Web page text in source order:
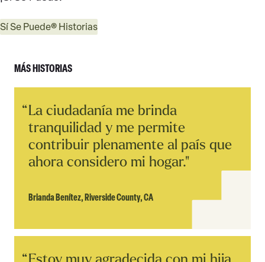
Sí Se Puede® Historias
MÁS HISTORIAS
Historia
La ciudadanía me brinda
tranquilidad y me permite
contribuir plenamente al país que
ahora considero mi hogar."
Brianda Benítez,Riverside County, CA
Historia
Estoy muy agradecida con mi hija